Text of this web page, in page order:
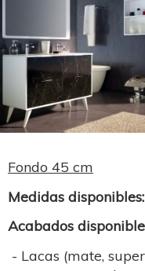
Fondo 45 cm
Medidas disponibles:
Acabados
- Lacas (mate,